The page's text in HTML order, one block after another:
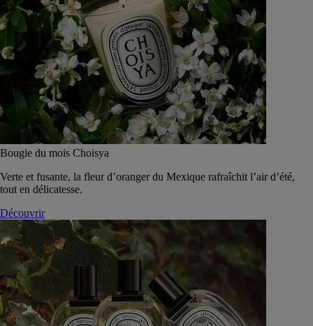
Bougie du mois Choisya
Verte et fusante, la fleur d’oranger du Mexique rafraîchit l’air d’été,
tout en délicatesse.
Découvrir